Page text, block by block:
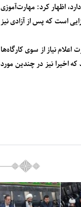
اظهار کرد: مهارت‌آموزی
است که پس از آزادی نیز
نیاز از سوی کارگاه‌ها
اخیرا نیز در چندین مورد